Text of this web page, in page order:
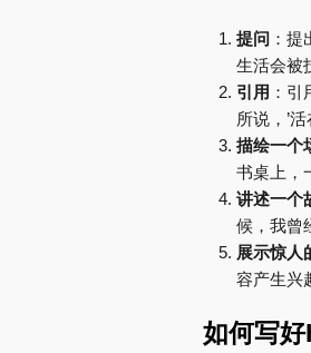
提问 ：
生活会被
引用 ：
所说，’
描绘一个
书桌上，
讲述一个
候，我曾
展示惊人
容产生兴
如何写